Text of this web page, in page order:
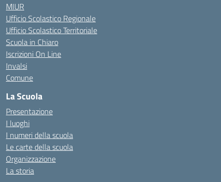
MIUR
Ufficio Scolastico Regionale
Ufficio Scolastico Territoriale
Scuola in Chiaro
Iscrizioni On Line
Invalsi
Comune
La Scuola
Presentazione
I luoghi
I numeri della scuola
Le carte della scuola
Organizzazione
La storia